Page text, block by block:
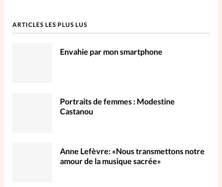
ARTICLES LES PLUS LUS
Envahie par mon smartphone
Portraits de femmes : Modestine
Castanou
Anne Lefèvre: «Nous transmettons notre
amour de la musique sacrée»